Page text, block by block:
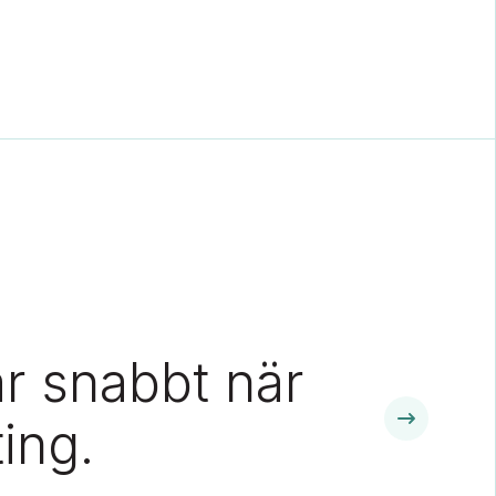
snabbt när